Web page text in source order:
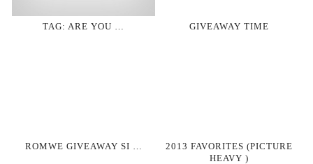
TAG: ARE YOU … GIVEAWAY TIME
ROMWE GIVEAWAY SI …
2013 FAVORITES (PICTURE
HEAVY )